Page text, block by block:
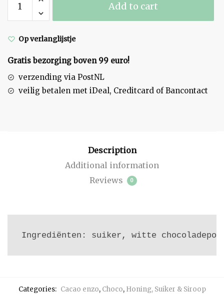
white
chocolate
250
gram
Add to cart
Op verlanglijstje
Gratis bezorging boven 99 euro!
verzending via PostNL
veilig betalen met iDeal, Creditcard of Bancontact
Description
Additional information
Reviews
0
Ingrediënten: suiker, witte
Categories: Cacao enzo, Choco, Honing, Suiker & Siroop